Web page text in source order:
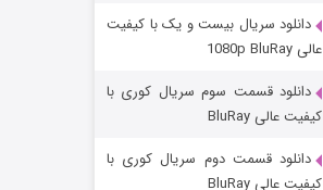
مردگان متحرک: شهر مرده ۳
دانلود سریال بیست و یک با کیفیت
عالی 1080p BluRay
دانلود قسمت سوم سریال کوری با
کیفیت عالی BluRay
دانلود قسمت دوم سریال کوری با
کیفیت عالی BluRay